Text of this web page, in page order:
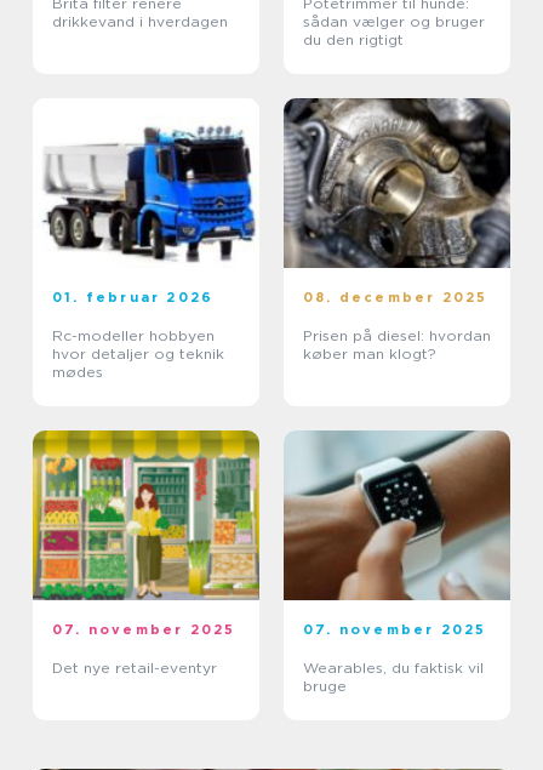
drikkevand i hverdagen
sådan vælger og bruger
du den rigtigt
01. februar 2026
Rc-modeller hobbyen
hvor detaljer og teknik
mødes
08. december 2025
Prisen på diesel: hvordan
køber man klogt?
07. november 2025
Det nye retail-eventyr
07. november 2025
Wearables, du faktisk vil
bruge